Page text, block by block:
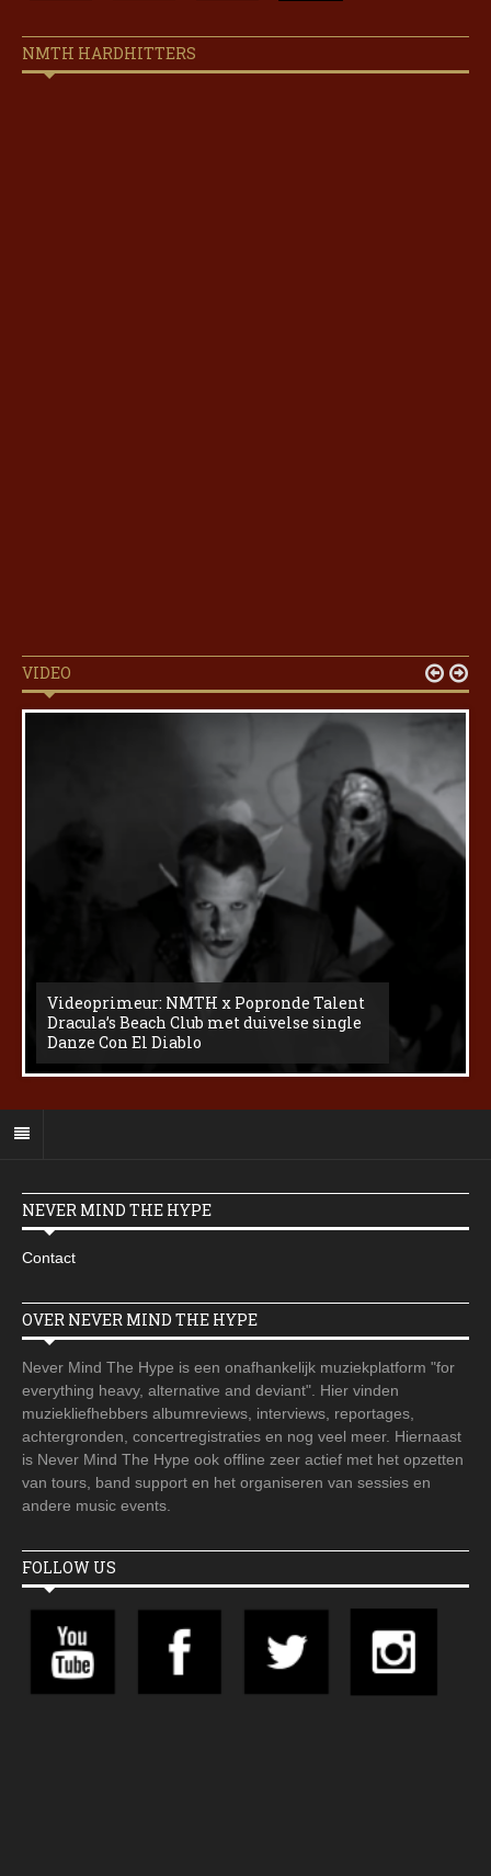
NMTH HARDHITTERS
VIDEO
Videoprimeur: NMTH x Popronde Talent
Dracula’s Beach Club met duivelse single
Danze Con El Diablo
 
NEVER MIND THE HYPE
Contact
OVER NEVER MIND THE HYPE
Never Mind The Hype is een onafhankelijk muziekplatform "for
everything heavy, alternative and deviant". Hier vinden
muziekliefhebbers albumreviews, interviews, reportages,
achtergronden, concertregistraties en nog veel meer. Hiernaast
is Never Mind The Hype ook offline zeer actief met het opzetten
van tours, band support en het organiseren van sessies en
andere music events.
FOLLOW US